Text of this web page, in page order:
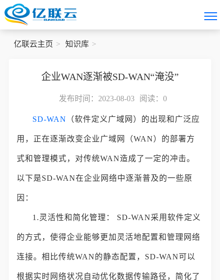
亿联云主页 知识库
企业WAN逐渐被SD-WAN“淹没”
发布时间：2023-08-03 阅读： 0
SD-WAN （软件定义广域网）的出现和广泛应
用，正在逐渐改变企业广域网（WAN）的部署方
式和管理模式，对传统WAN造成了一定的冲击。
以下是SD-WAN在企业网络中逐渐普及的一些原
因：
1.灵活性和简化管理： SD-WAN采用软件定义
的方式，使得企业能够更加灵活地配置和管理网络
连接。相比传统WAN的静态配置，SD-WAN可以
根据实时网络状况自动优化数据传输路径，简化了